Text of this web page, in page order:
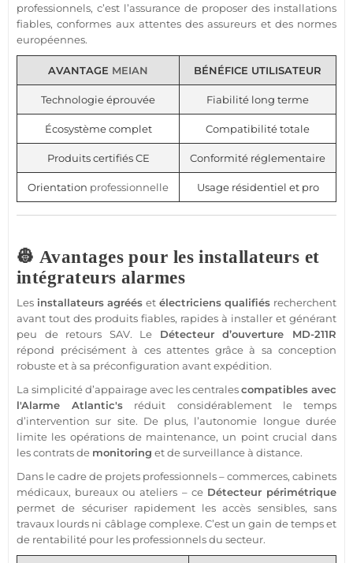
professionnels, c’est l’assurance de proposer des installations
fiables, conformes aux attentes des assureurs et des normes
européennes.
AVANTAGE MEIAN BÉNÉFICE UTILISATEUR
Technologie éprouvée Fiabilité long terme
Écosystème complet Compatibilité totale
Produits certifiés CE Conformité réglementaire
Orientation professionnelle Usage résidentiel et pro
👷 Avantages pour les installateurs et
intégrateurs alarmes
Les installateurs agréés et électriciens qualifiés recherchent
avant tout des produits fiables, rapides à installer et générant
peu de retours SAV. Le Détecteurd’ouverture MD-211R
répond précisément à ces attentes grâce à sa conception
robuste et à sa préconfiguration avant expédition.
La simplicité d’appairage avec les centralescompatibles avec
l'Alarme Atlantic's réduit considérablement le temps
d’intervention sur site. De plus, l’autonomie longue durée
limite les opérations de maintenance, un point crucial dans
les contrats de monitoring et desurveillanceà distance.
Dans le cadre de projets professionnels –commerces, cabinets
médicaux, bureaux ou ateliers – ce Détecteurpérimétrique
permet de sécuriser rapidement les accès sensibles, sans
travaux lourds ni câblage complexe. C’est un gain de temps et
de rentabilité pour les professionnels du secteur.